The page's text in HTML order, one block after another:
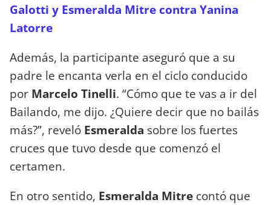
Galotti y Esmeralda Mitre contra Yanina
Latorre
Además, la participante aseguró que a su
padre le encanta verla en el ciclo conducido
por Marcelo Tinelli. “Cómo que te vas a ir del
Bailando, me dijo. ¿Quiere decir que no bailás
más?”, reveló Esmeralda sobre los fuertes
cruces que tuvo desde que comenzó el
certamen.
En otro sentido, Esmeralda Mitre contó que